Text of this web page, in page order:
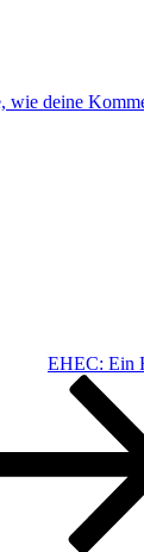
wie deine
EHEC: Ein